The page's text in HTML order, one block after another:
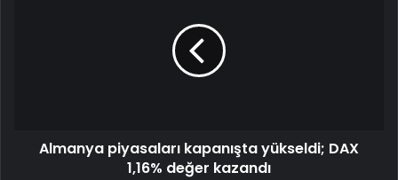
Almanya piyasaları kapanışta yükseldi; DAX
1,16% değer kazandı